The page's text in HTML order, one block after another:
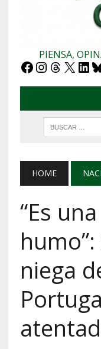
PIENSA,
Facebook
Instagram
Threads
X
HOME
“Es
niega